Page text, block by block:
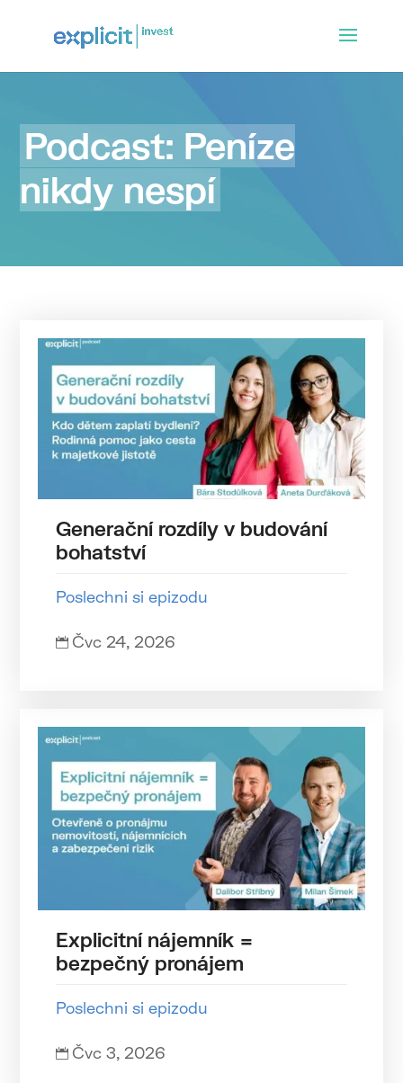
Podcast: Peníze
nikdy nespí
Generační rozdíly v budování
bohatství
Poslechni si epizodu
 Čvc 24, 2026
Explicitní nájemník =
bezpečný pronájem
Poslechni si epizodu
 Čvc 3, 2026